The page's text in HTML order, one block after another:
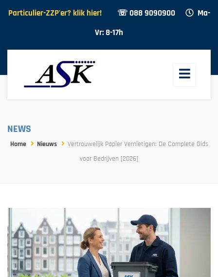
Particulier-ZZP'er? klik hier! ☏ 088 9090900
Ma-
Vr: 8-17h
NEWS
Home Nieuws
Vertrouwelijk Papier Vernietigen: De Complete Gids
voor Bedrijven [2026]